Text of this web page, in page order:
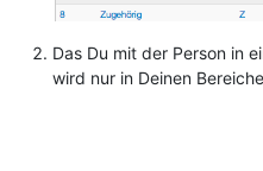
Das Du mit der Person in
wird nur in Deinen